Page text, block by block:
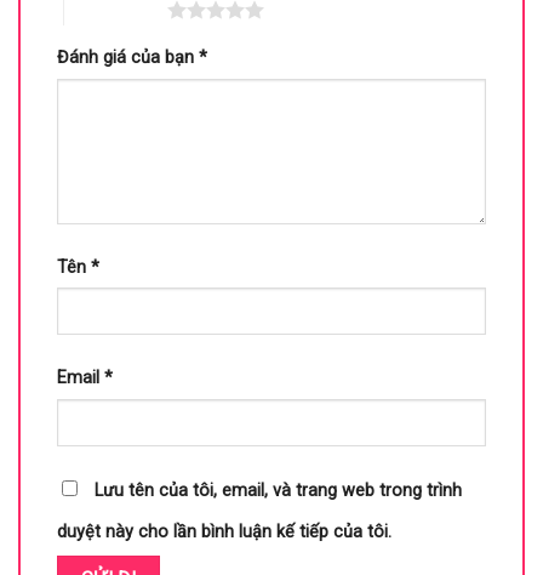
Đánh giá của bạn *
Tên *
Email *
Lưu tên của tôi, email, và trang web trong trình
duyệt này cho lần bình luận kế tiếp của tôi.